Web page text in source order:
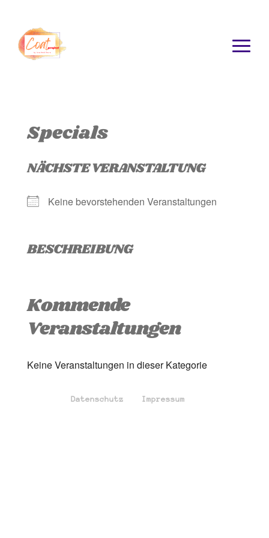
Specials
NÄCHSTE VERANSTALTUNG
Keine bevorstehenden Veranstaltungen
BESCHREIBUNG
Kommende
Veranstaltungen
Keine Veranstaltungen in dieser Kategorie
Datenschutz Impressum